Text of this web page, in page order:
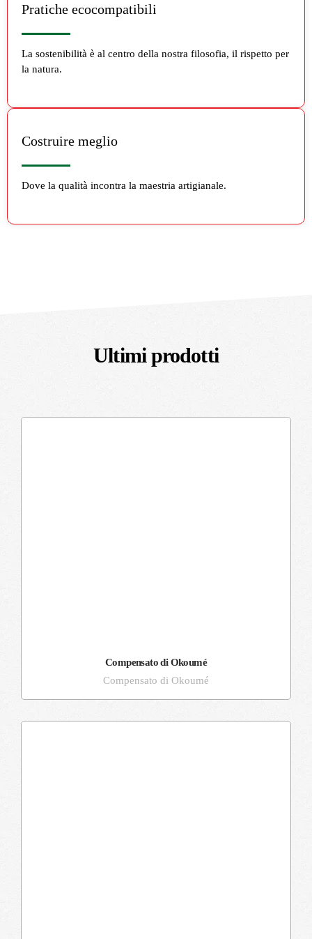
Pratiche ecocompatibili
La sostenibilità è al centro della nostra filosofia, il rispetto per
la natura.
Costruire meglio
Dove la qualità incontra la maestria artigianale.
Ultimi prodotti
Compensato di Okoumé
Compensato di Okoumé